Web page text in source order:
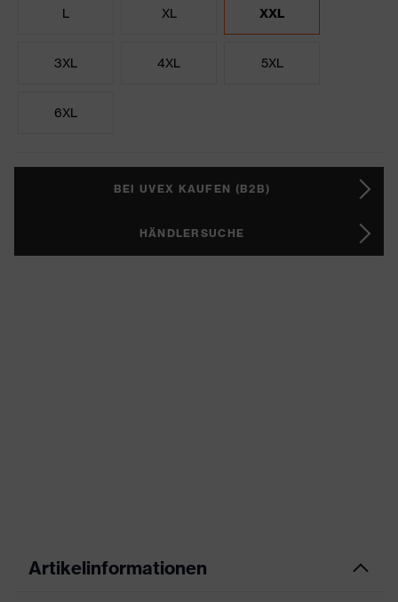
L XL XXL
3XL 4XL 5XL
6XL
BEI UVEX KAUFEN (B2B)
HÄNDLERSUCHE
Artikelinformationen